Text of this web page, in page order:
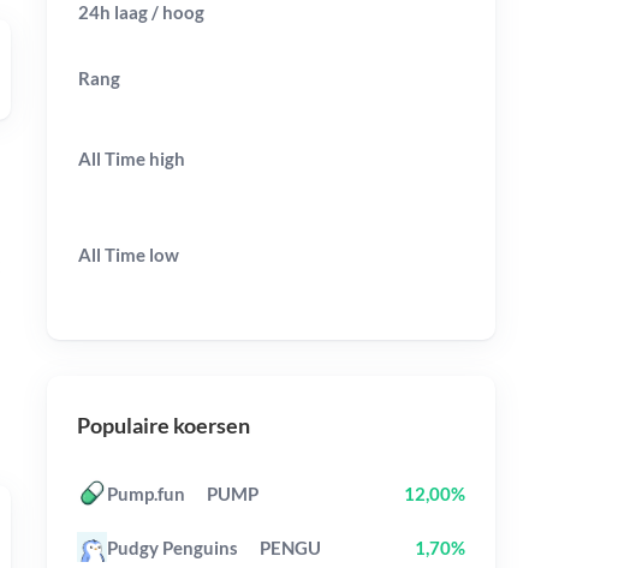
24h laag / hoog
Rang
All Time high
All Time low
Populaire koersen
Pump.fun PUMP 12,00%
Pudgy Penguins PENGU 1,70%